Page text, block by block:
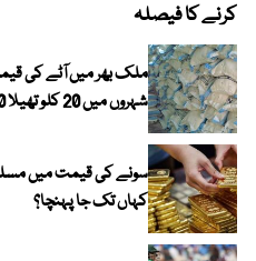
کرنے کا فیصلہ
ملک بھر میں آٹے کی
شہروں میں 20 کلو تھیلا 100 روپے تک مہنگا
سونے کی قیمت میں
کہاں تک جا پہنچا؟